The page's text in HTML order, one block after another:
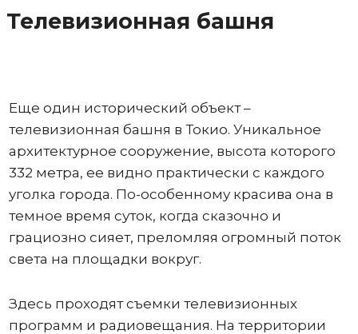
Телевизионная башня
Еще один исторический объект –
телевизионная башня в Токио. Уникальное
архитектурное сооружение, высота которого
332 метра, ее видно практически с каждого
уголка города. По-особенному красива она в
темное время суток, когда сказочно и
грациозно сияет, преломляя огромный поток
света на площадки вокруг.
Здесь проходят съемки телевизионных
программ и радиовещания. На территории